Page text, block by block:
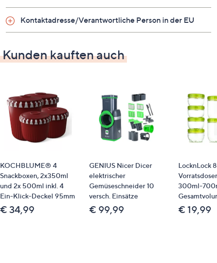
Vakuum-ToGo Trinkflasche, 0,5 l
2 Vakuumfrischhalteboxen, 1,5 l und 0,75 l
Auf einen Blick
Motorgeschwindigkeit bis zu 37.000 U/min
Vakuum-Funktion für längere Frische und
vitaminreichere Erträge
intensive Geschmacksrichtungen und samtige
Konsistenz
alle abnehmbaren Teile spülmaschinengeeignet
1,5-Liter-Tritan-Mixbehälter
herausnehmbares Edelstahlmesser
stufenlose Geschwindigkeitseinstellung und
Pulse-Funktion
Kontaktadresse/Verantwortliche Person in der EU
Kunden kauften auch
KOCHBLUME® 4
Snackboxen, 2x350ml
und 2x 500ml inkl. 4
Ein-Klick-Deckel 95mm
€ 34,99
GENIUS Nicer Dicer
elektrischer
Gemüseschneider 10
versch. Einsätze
€ 99,99
LocknLock 8
300ml-
€ 19,99